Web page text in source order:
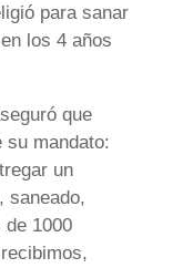
para sanar
los 4 años
que
su mandato:
un
saneado,
de 1000